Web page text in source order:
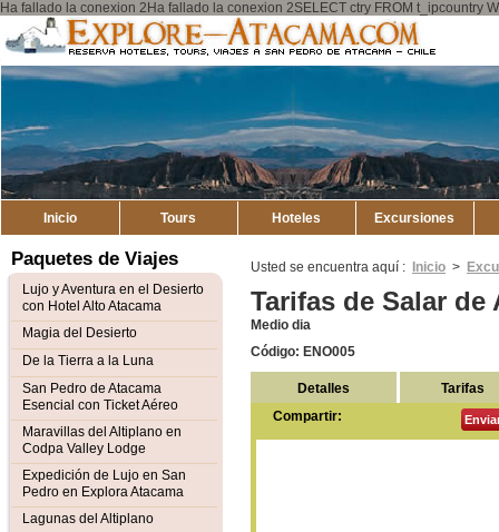
Ha fallado la conexion 2Ha fallado la conexion 2SELECT ctry FROM t_ipcountry
Mapa del Sitio
Inicio Tours Hoteles Excursiones
Usted se encuentra aquí : Inicio >
Tarifas de Salar de
Medio dia
Código: ENO005
Detalles
Tarifas
Compartir:
Paquetes de Viajes
Lujo y Aventura en el Desierto
con Hotel Alto Atacama
Magia del Desierto
De la Tierra a la Luna
San Pedro de Atacama
Esencial con Ticket Aéreo
Maravillas del Altiplano en
Codpa Valley Lodge
Expedición de Lujo en San
Pedro en Explora Atacama
Lagunas del Altiplano